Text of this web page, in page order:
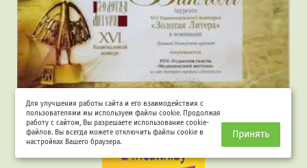
Лауреат "Золотая Литера"
Для улучшения работы сайта и его взаимодействия с
пользователями мы используем файлы cookie. Продолжая
работу с сайтом, Вы разрешаете использование cookie-
файлов. Вы всегда можете отключить файлы cookie в
настройках Вашего браузера.
Принять